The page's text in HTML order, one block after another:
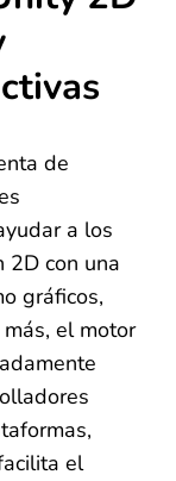
de
a los
2D con una
gráficos,
el motor
el